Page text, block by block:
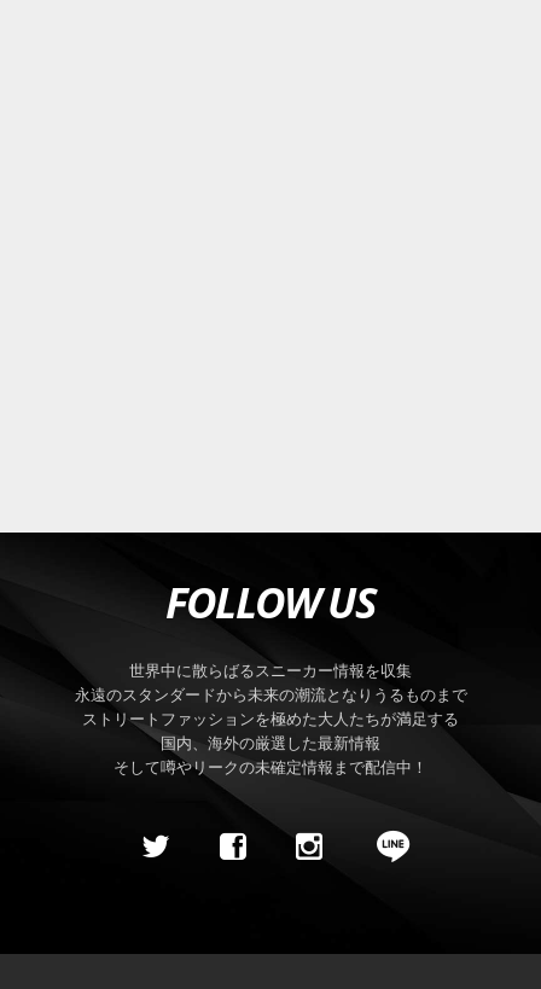
FOLLOW US
世界中に散らばるスニーカー情報を収集
永遠のスタンダードから未来の潮流となりうるものまで
ストリートファッションを極めた大人たちが満足する
国内、海外の厳選した最新情報
そして噂やリークの未確定情報まで配信中！